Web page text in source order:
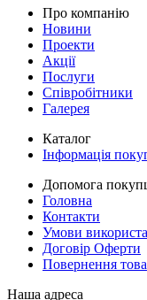
Про компанію
Новини
Проекти
Акції
Послуги
Співробітники
Галерея
Каталог
Інформація
Допомога
Головна
Контакти
Умови
Договір Оферти
Повернення
Наша адреса